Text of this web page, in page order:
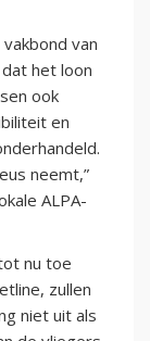
van
het loon
ook
en
neemt,”
ALPA-
nu toe
zullen
niet uit als